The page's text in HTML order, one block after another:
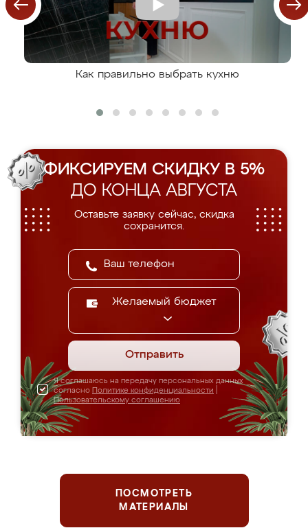
Как правильно выбрать кухню
ФИКСИРУЕМ СКИДКУ В 5%
ДО КОНЦА АВГУСТА
Оставьте заявку сейчас, скидка
сохранится.
Желаемый бюджет
Отправить
Я соглашаюсь на передачу персональных данных
согласно Политике конфиденциальности
Пользовательскому соглашению
ПОСМОТРЕТЬ
МАТЕРИАЛЫ